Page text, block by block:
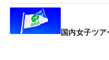
新兵器にも手ごたえを
度は増しています。最
イアン型UTも入れてい
国内女子ツ